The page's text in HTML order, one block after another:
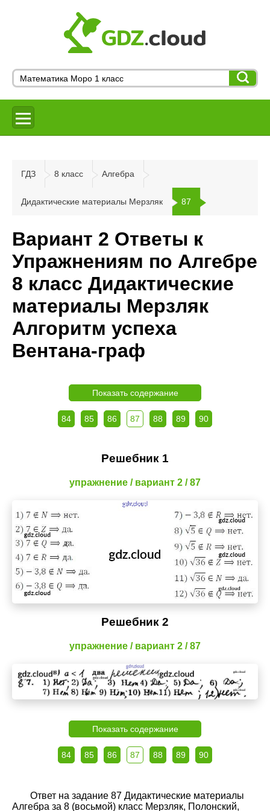
ГДЗ 8 класс Алгебра
Дидактические материалы Мерзляк 87
Вариант 2 Ответы к
Упражнениям по Алгебре
8 класс Дидактические
материалы Мерзляк
Алгоритм успеха
Вентана-граф
Показать содержание
84 85 86 87 88 89 90
Решебник 1
упражнение / вариант 2 / 87
Решебник 2
упражнение / вариант 2 / 87
Показать содержание
84 85 86 87 88 89 90
Ответ на задание 87 Дидактические материалы
Алгебра за 8 (восьмой) класс Мерзляк, Полонский,